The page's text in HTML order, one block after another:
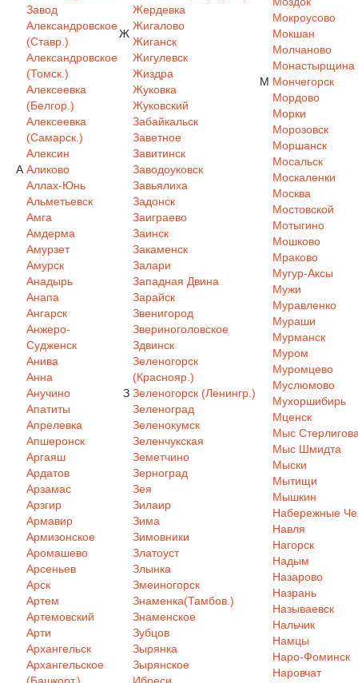
А
Завод
Александровское
(Ставр.)
Александровское
(Томск.)
Алексеевка
(Белгор.)
Алексеевка
(Самарск.)
Алексин
Аликово
Аллах-Юнь
Альметьевск
Амга
Амдерма
Амурзет
Амурск
Анадырь
Анапа
Ангарск
Анжеро-
Судженск
Анива
Анна
Анучино
Апатиты
Апрелевка
Апшеронск
Аргаяш
Ардатов
Арзамас
Арзгир
Армавир
Армизонское
Аромашево
Арсеньев
Арск
Артем
Артемовский
Арти
Архангельск
Архангельское
Ж
Жердевка
Жигалово
Жиганск
Жигулевск
Жиздра
Жуковка
Жуковский
З
Забайкальск
Заветное
Завитинск
Заводоуковск
Завьялиха
Задонск
Заиграево
Заинск
Закаменск
Залари
Западная Двина
Зарайск
Звенигород
Звериноголовское
Здвинск
Зеленогорск
(Краснояр.)
Зеленогорск (Ленингр.)
Зеленоград
Зеленокумск
Зеленчукская
Земетчино
Зерноград
Зея
Зилаир
Зима
Зимовники
Златоуст
Злынка
Змеиногорск
Знаменка(Тамбов.)
Знаменское
Зубцов
Зырянка
Зырянское
М
Мокроусово
Мокшан
Молчаново
Монастырщина
Мончегорск
Мордово
Морки
Морозовск
Моршанск
Мосальск
Москаленки
Москва
Мостовской
Мотыгино
Мошково
Мраково
Мугур-Аксы
Мужи
Муравленко
Мураши
Мурманск
Муром
Муромцево
Муслюмово
Мухоршибирь
Мценск
Мыс
Мыс Шмидта
Мыски
Мытищи
Мышкин
Набережные
Навля
Нагорск
Надым
Назарово
Назрань
Называевск
Нальчик
Намцы
Наро-Фоминск
Наровчат